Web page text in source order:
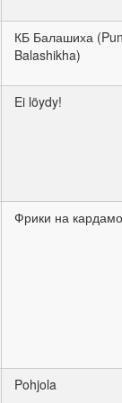
КБ Балашиха
Balashikha)
Ei löydy!
Фрики на
Pohjola